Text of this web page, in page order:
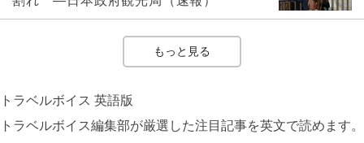
もっと見る
トラベルボイス 英語版
トラベルボイス編集部が厳選した注目記事を英文で読めます。